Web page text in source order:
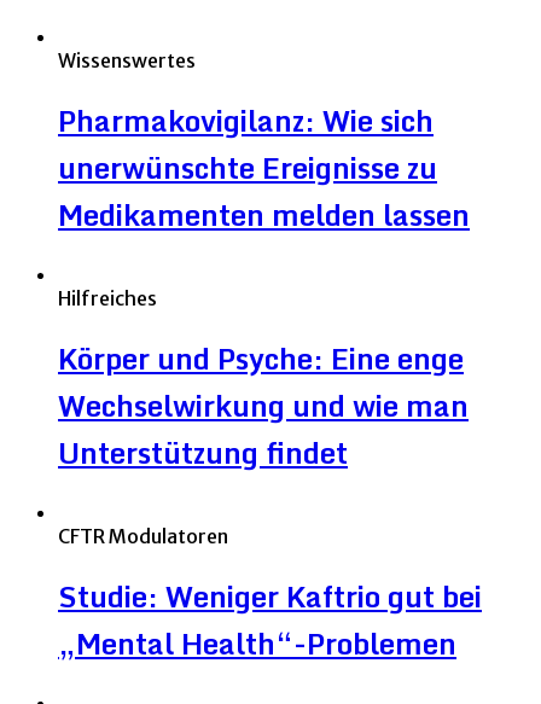
Wissenswertes
Pharmakovigilanz: Wie sich
unerwünschte Ereignisse zu
Medikamenten melden lassen
Hilfreiches
Körper und Psyche: Eine enge
Wechselwirkung und wie man
Unterstützung findet
CFTR Modulatoren
Studie: Weniger Kaftrio gut bei
„Mental Health“-Problemen